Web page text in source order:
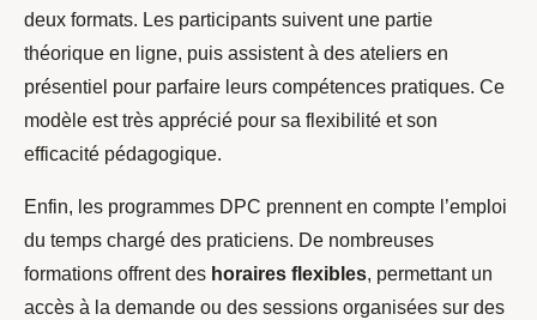
deux formats. Les participants suivent une partie
théorique en ligne, puis assistent à des ateliers en
présentiel pour parfaire leurs compétences pratiques. Ce
modèle est très apprécié pour sa flexibilité et son
efficacité pédagogique.
Enfin, les programmes DPC prennent en compte l’emploi
du temps chargé des praticiens. De nombreuses
formations offrent des horaires flexibles, permettant un
accès à la demande ou des sessions organisées sur des